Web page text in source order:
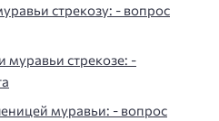
стрекозу: - вопрос
стрекозе: -
муравьи: - вопрос